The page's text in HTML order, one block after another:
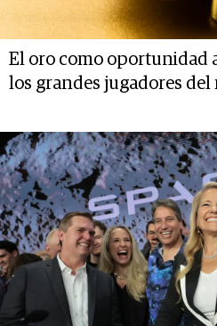
El oro como oportunidad
los grandes jugadores del